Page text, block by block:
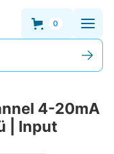
0
4-20mA
| Input